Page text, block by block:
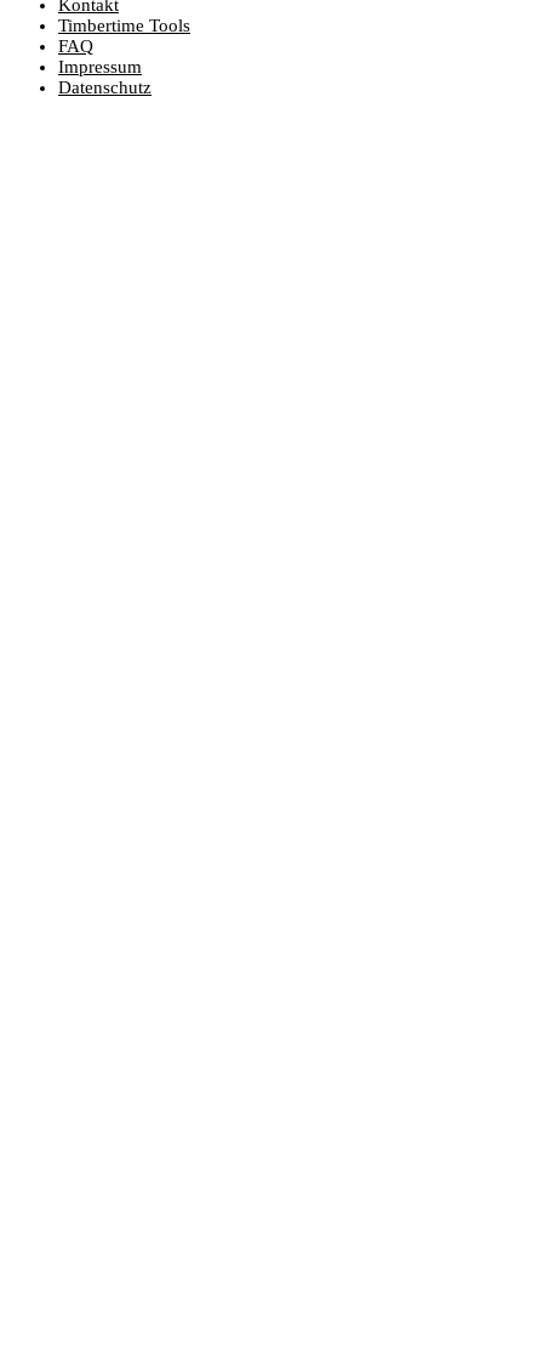
Kontakt
Timbertime Tools
FAQ
Impressum
Datenschutz